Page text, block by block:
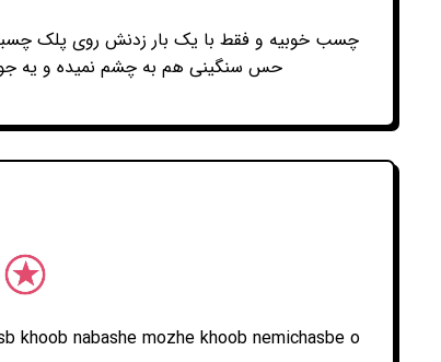
چسب خوبیه و فقط با یک بار زدنش روی پلک
حس سنگینی هم به چشم نمیده و یه
khoob nabashe mozhe khoob nemichasbe o